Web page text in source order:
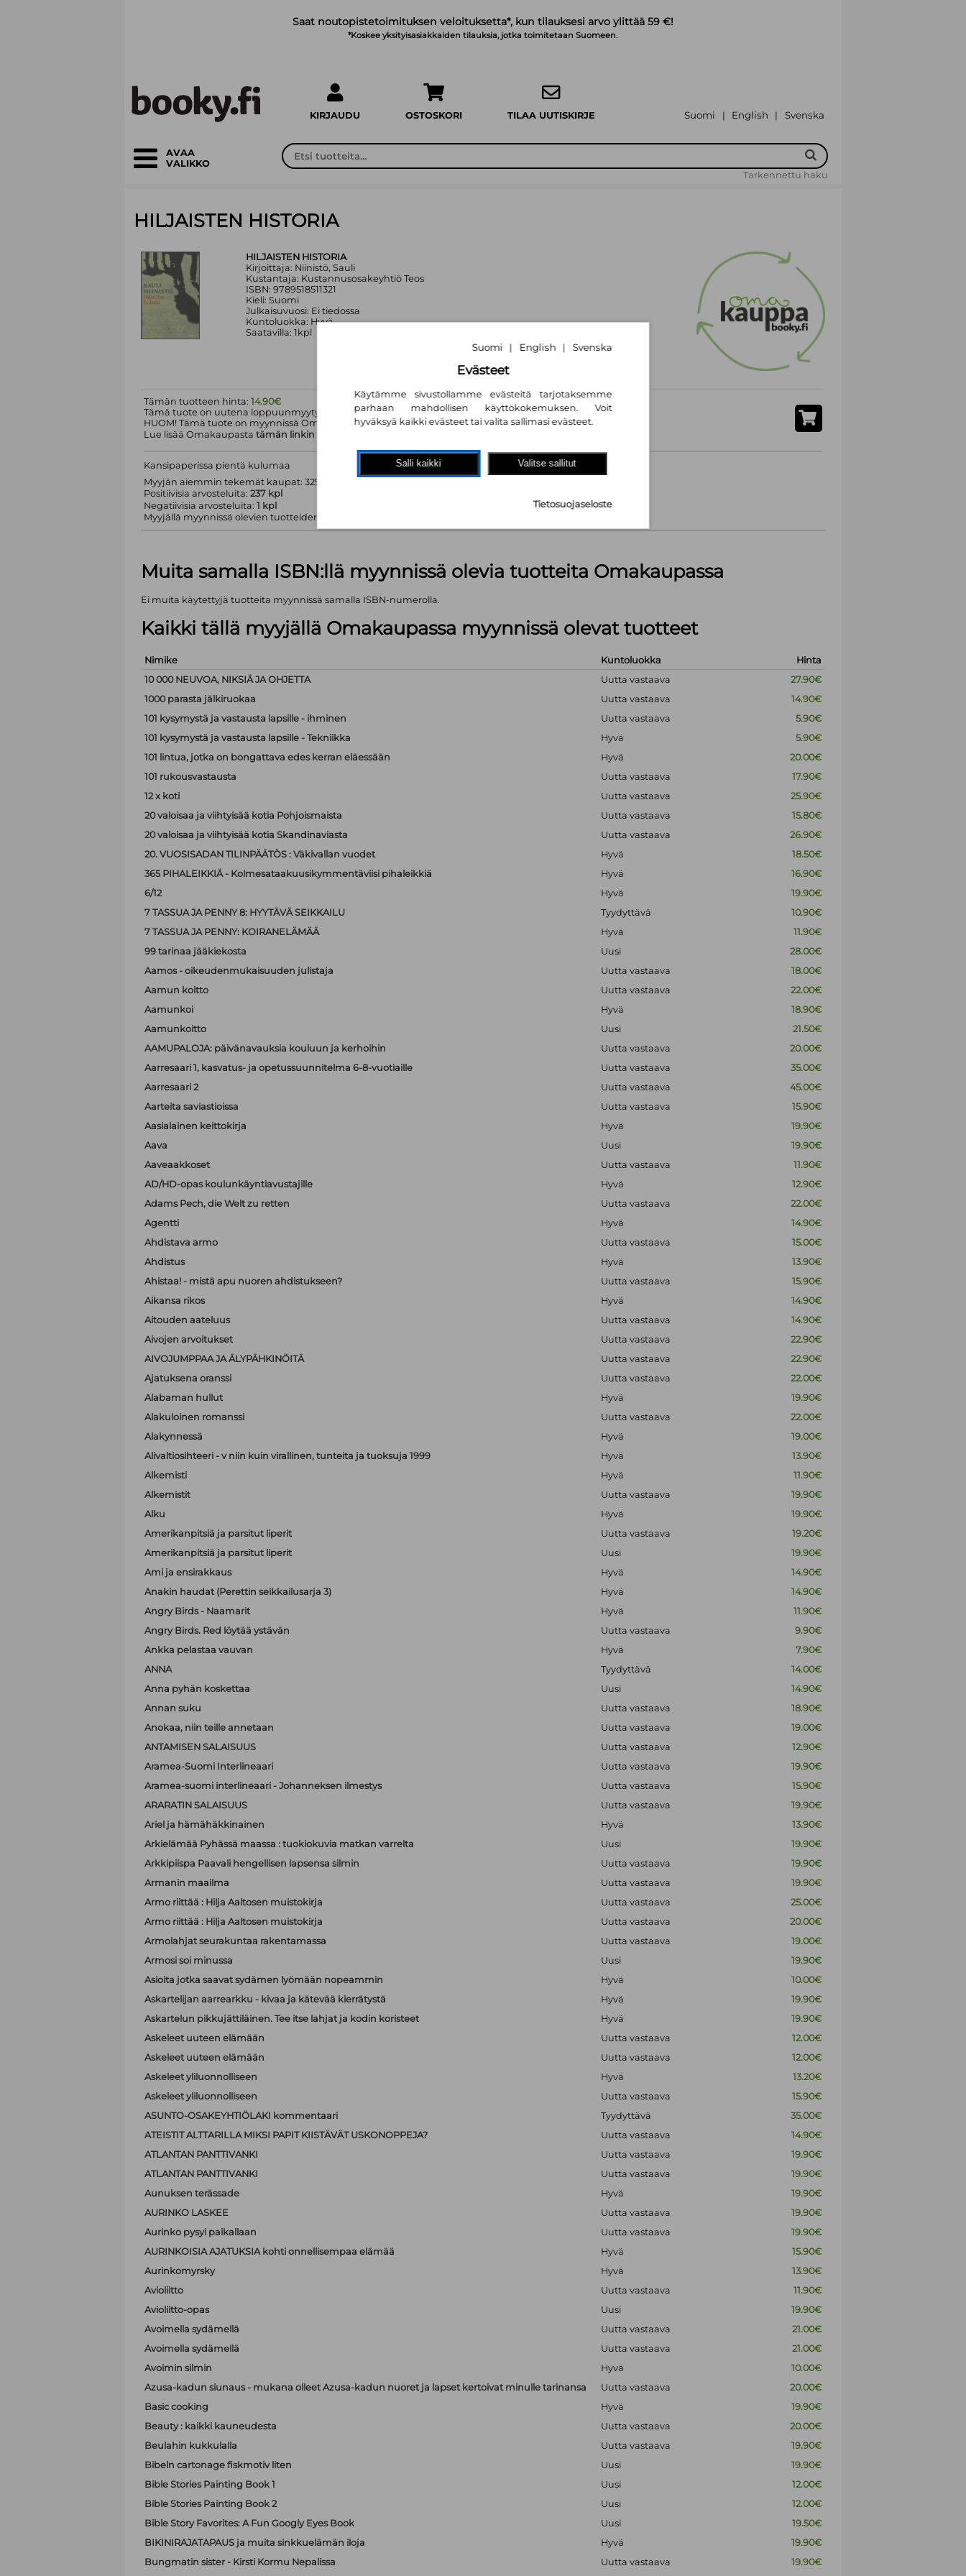
Saat noutopistetoimituksen veloituksetta*, kun tilauksesi arvo ylittää 59 €!
*Koskee yksityisasiakkaiden tilauksia, jotka toimitetaan Suomeen.
KIRJAUDU OSTOSKORI TILAA UUTISKIRJE Suomi | English | Svenska
AVAA
VALIKKO
Tarkennettu haku
HILJAISTEN HISTORIA
HILJAISTEN HISTORIA
Kirjoittaja: Niinistö, Sauli
Kustantaja: Kustannusosakeyhtiö Teos
ISBN: 9789518511321
Kieli: Suomi
Julkaisuvuosi: Ei tiedossa
Kuntoluokka: Hyvä
Saatavilla: 1kpl
Tämän tuotteen hinta: 14.90€
Tämä tuote on uutena loppuunmyyty.
HUOM! Tämä tuote on myynnissä Omakaupassa
Lue lisää Omakaupasta tämän linkin
Kansipaperissa pientä kulumaa
Myyjän aiemmin tekemät kaupat: 329 kpl
Positiivisia arvosteluita: 237 kpl
Negatiivisia arvosteluita: 1 kpl
Myyjällä myynnissä olevien tuotteiden määrä (kts. alla): 1499 kpl
Muita samalla ISBN:llä myynnissä olevia tuotteita Omakaupassa
Ei muita käytettyjä tuotteita myynnissä samalla ISBN-numerolla.
Kaikki tällä myyjällä Omakaupassa myynnissä olevat tuotteet
Nimike Kuntoluokka
Hinta
10 000 NEUVOA, NIKSIÄ JA OHJETTA
Uutta vastaava
27.90€
1000 parasta jälkiruokaa
Uutta vastaava
14.90€
101 kysymystä ja vastausta lapsille - ihminen
Uutta vastaava
5.90€
101 kysymystä ja vastausta lapsille - Tekniikka
Hyvä
5.90€
101 lintua, jotka on bongattava edes kerran eläessään
Hyvä
20.00€
101 rukousvastausta
Uutta vastaava
17.90€
12 x koti
Uutta vastaava
25.90€
20 valoisaa ja viihtyisää kotia Pohjoismaista
Uutta vastaava
15.80€
20 valoisaa ja viihtyisää kotia Skandinaviasta
Uutta vastaava
26.90€
20. VUOSISADAN TILINPÄÄTÖS : Väkivallan vuodet
Hyvä
18.50€
365 PIHALEIKKIÄ - Kolmesataakuusikymmentäviisi pihaleikkiä
Hyvä
16.90€
6/12
Hyvä
19.90€
7 TASSUA JA PENNY 8: HYYTÄVÄ SEIKKAILU
Tyydyttävä
10.90€
7 TASSUA JA PENNY: KOIRANELÄMÄÄ
Hyvä
11.90€
99 tarinaa jääkiekosta
Uusi
28.00€
Aamos - oikeudenmukaisuuden julistaja
Uutta vastaava
18.00€
Aamun koitto
Uutta vastaava
22.00€
Aamunkoi
Hyvä
18.90€
Aamunkoitto
Uusi
21.50€
AAMUPALOJA: päivänavauksia kouluun ja kerhoihin
Uutta vastaava
20.00€
Aarresaari 1, kasvatus- ja opetussuunnitelma 6-8-vuotiaille
Uutta vastaava
35.00€
Aarresaari 2
Uutta vastaava
45.00€
Aarteita saviastioissa
Uutta vastaava
15.90€
Aasialainen keittokirja
Hyvä
19.90€
Aava
Uusi
19.90€
Aaveaakkoset
Uutta vastaava
11.90€
AD/HD-opas koulunkäyntiavustajille
Hyvä
12.90€
Adams Pech, die Welt zu retten
Uutta vastaava
22.00€
Agentti
Hyvä
14.90€
Ahdistava armo
Uutta vastaava
15.00€
Ahdistus
Hyvä
13.90€
Ahistaa! - mistä apu nuoren ahdistukseen?
Uutta vastaava
15.90€
Aikansa rikos
Hyvä
14.90€
Aitouden aateluus
Uutta vastaava
14.90€
Aivojen arvoitukset
Uutta vastaava
22.90€
AIVOJUMPPAA JA ÄLYPÄHKINÖITÄ
Uutta vastaava
22.90€
Ajatuksena oranssi
Uutta vastaava
22.00€
Alabaman hullut
Hyvä
19.90€
Alakuloinen romanssi
Uutta vastaava
22.00€
Alakynnessä
Hyvä
19.00€
Alivaltiosihteeri - v niin kuin virallinen, tunteita ja tuoksuja 1999
Hyvä
13.90€
Alkemisti
Hyvä
11.90€
Alkemistit
Uutta vastaava
19.90€
Alku
Hyvä
19.90€
Amerikanpitsiä ja parsitut liperit
Uutta vastaava
19.20€
Amerikanpitsiä ja parsitut liperit
Uusi
19.90€
Ami ja ensirakkaus
Hyvä
14.90€
Anakin haudat (Perettin seikkailusarja 3)
Hyvä
14.90€
Angry Birds - Naamarit
Hyvä
11.90€
Angry Birds. Red löytää ystävän
Uutta vastaava
9.90€
Ankka pelastaa vauvan
Hyvä
7.90€
ANNA
Tyydyttävä
14.00€
Anna pyhän koskettaa
Uusi
14.90€
Annan suku
Uutta vastaava
18.90€
Anokaa, niin teille annetaan
Uutta vastaava
19.00€
ANTAMISEN SALAISUUS
Uutta vastaava
12.90€
Aramea-Suomi Interlineaari
Uutta vastaava
19.90€
Aramea-suomi interlineaari - Johanneksen ilmestys
Uutta vastaava
15.90€
ARARATIN SALAISUUS
Uutta vastaava
19.90€
Ariel ja hämähäkkinainen
Hyvä
13.90€
Arkielämää Pyhässä maassa : tuokiokuvia matkan varrelta
Uusi
19.90€
Arkkipiispa Paavali hengellisen lapsensa silmin
Uutta vastaava
19.90€
Armanin maailma
Uutta vastaava
19.90€
Armo riittää : Hilja Aaltosen muistokirja
Uutta vastaava
25.00€
Armo riittää : Hilja Aaltosen muistokirja
Uutta vastaava
20.00€
Armolahjat seurakuntaa rakentamassa
Uutta vastaava
19.00€
Armosi soi minussa
Uusi
19.90€
Asioita jotka saavat sydämen lyömään nopeammin
Hyvä
10.00€
Askartelijan aarrearkku - kivaa ja kätevää kierrätystä
Hyvä
19.90€
Askartelun pikkujättiläinen. Tee itse lahjat ja kodin koristeet
Hyvä
19.90€
Askeleet uuteen elämään
Uutta vastaava
12.00€
Askeleet uuteen elämään
Uutta vastaava
12.00€
Askeleet yliluonnolliseen
Hyvä
13.20€
Askeleet yliluonnolliseen
Uutta vastaava
15.90€
ASUNTO-OSAKEYHTIÖLAKI kommentaari
Tyydyttävä
35.00€
ATEISTIT ALTTARILLA MIKSI PAPIT KIISTÄVÄT USKONOPPEJA?
Uutta vastaava
14.90€
ATLANTAN PANTTIVANKI
Uutta vastaava
19.90€
ATLANTAN PANTTIVANKI
Uutta vastaava
19.90€
Aunuksen terässade
Hyvä
19.90€
AURINKO LASKEE
Uutta vastaava
19.90€
Aurinko pysyi paikallaan
Uutta vastaava
19.90€
AURINKOISIA AJATUKSIA kohti onnellisempaa elämää
Hyvä
15.90€
Aurinkomyrsky
Hyvä
13.90€
Avioliitto
Uutta vastaava
11.90€
Avioliitto-opas
Uusi
19.90€
Avoimella sydämellä
Uutta vastaava
21.00€
Avoimella sydämellä
Uutta vastaava
21.00€
Avoimin silmin
Hyvä
10.00€
Azusa-kadun siunaus - mukana olleet Azusa-kadun nuoret ja lapset kertoivat minulle tarinansa
Uutta vastaava
20.00€
Basic cooking
Hyvä
19.90€
Beauty : kaikki kauneudesta
Uutta vastaava
20.00€
Beulahin kukkulalla
Uutta vastaava
19.90€
Bibeln cartonage fiskmotiv liten
Uusi
19.90€
Bible Stories Painting Book 1
Uusi
12.00€
Bible Stories Painting Book 2
Uusi
12.00€
Bible Story Favorites: A Fun Googly Eyes Book
Uusi
19.50€
BIKINIRAJATAPAUS ja muita sinkkuelämän iloja
Hyvä
19.90€
Bungmatin sister - Kirsti Kormu Nepalissa
Uutta vastaava
19.90€
Suomi | English | Svenska
Evästeet
Käytämme sivustollamme evästeitä tarjotaksemme
parhaan mahdollisen käyttökokemuksen. Voit
hyväksyä kaikki evästeet tai valita sallimasi evästeet.
Salli kaikki Valitse sallitut
Tietosuojaseloste